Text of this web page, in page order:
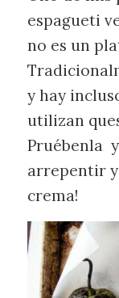
espagueti
no es un
y hay
utilizan
Pruébenla
arrepentir
crema!